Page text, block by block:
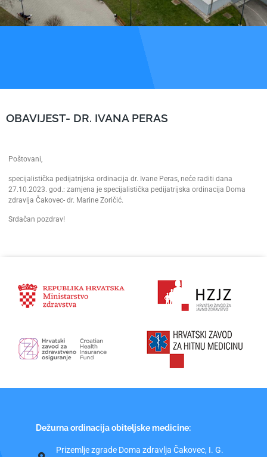
OBAVIJEST- DR. IVANA PERAS
Poštovani,
specijalistička pedijatrijska ordinacija dr. Ivane Peras, neće raditi dana
27.10.2023. god.: zamjena je specijalistička pedijatrijska ordinacija Doma
zdravlja Čakovec- dr. Marine Zoričić.
Srdačan pozdrav!
Dežurna ordinacija obiteljske medicine:
Prizemlje zgrade Doma zdravlja Čakovec, I. G.